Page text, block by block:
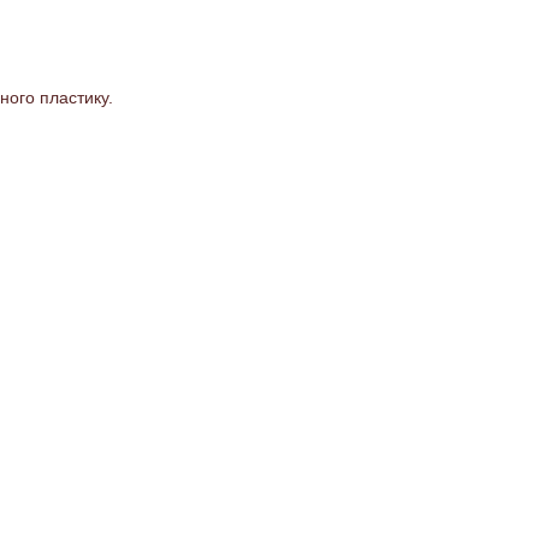
пластику.